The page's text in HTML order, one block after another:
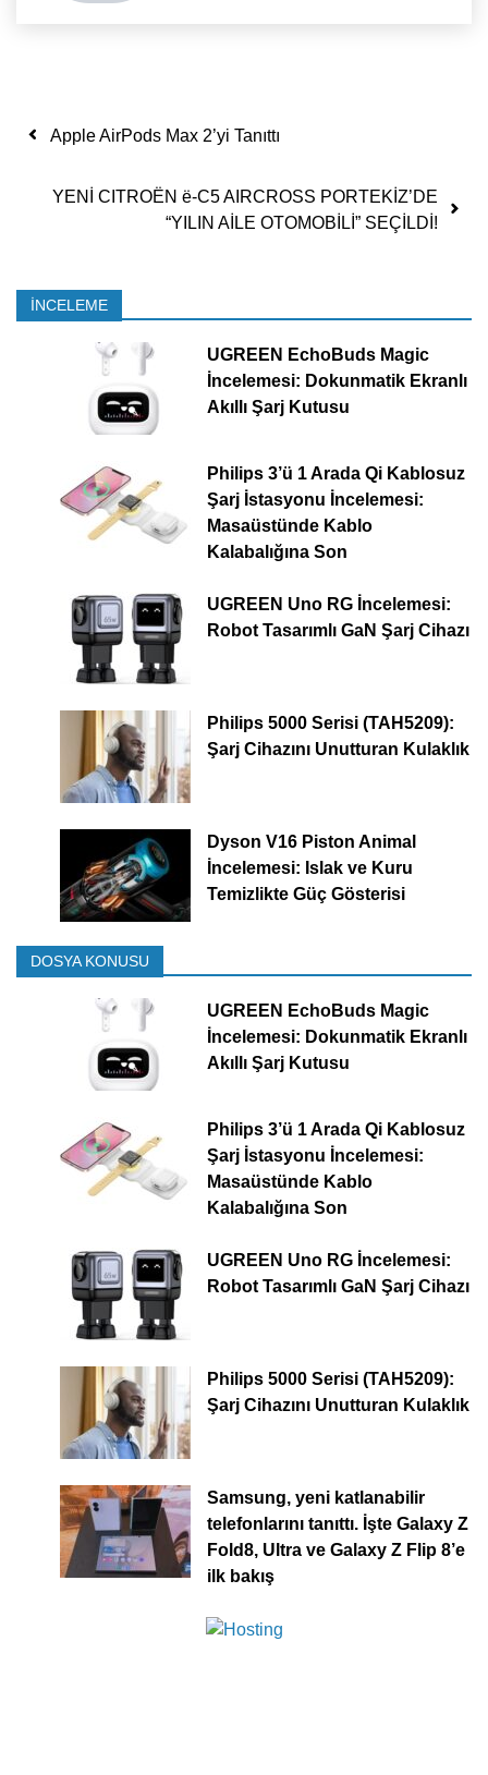
Yazı dolaşımı
Apple AirPods Max 2’yi Tanıttı
YENİ CITROËN ë-C5 AIRCROSS PORTEKİZ’DE
“YILIN AİLE OTOMOBİLİ” SEÇİLDİ!
İNCELEME
UGREEN EchoBuds Magic
İncelemesi: Dokunmatik Ekranlı
Akıllı Şarj Kutusu
Philips 3’ü 1 Arada Qi Kablosuz
Şarj İstasyonu İncelemesi:
Masaüstünde Kablo
Kalabalığına Son
UGREEN Uno RG İncelemesi:
Robot Tasarımlı GaN Şarj Cihazı
Philips 5000 Serisi (TAH5209):
Şarj Cihazını Unutturan Kulaklık
Dyson V16 Piston Animal
İncelemesi: Islak ve Kuru
Temizlikte Güç Gösterisi
DOSYA KONUSU
UGREEN EchoBuds Magic
İncelemesi: Dokunmatik Ekranlı
Akıllı Şarj Kutusu
Philips 3’ü 1 Arada Qi Kablosuz
Şarj İstasyonu İncelemesi:
Masaüstünde Kablo
Kalabalığına Son
UGREEN Uno RG İncelemesi:
Robot Tasarımlı GaN Şarj Cihazı
Philips 5000 Serisi (TAH5209):
Şarj Cihazını Unutturan Kulaklık
Samsung, yeni katlanabilir
telefonlarını tanıttı. İşte Galaxy Z
Fold8, Ultra ve Galaxy Z Flip 8’e
ilk bakış